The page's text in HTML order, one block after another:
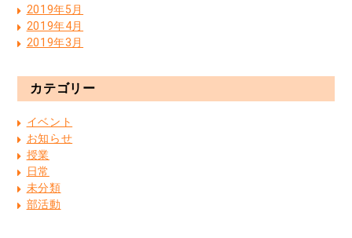
2019年5月
2019年4月
2019年3月
カテゴリー
イベント
お知らせ
授業
日常
未分類
部活動